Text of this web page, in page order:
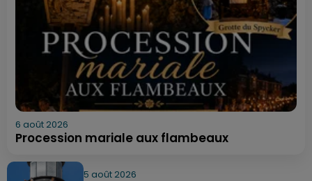
6 août 2026
Procession mariale aux flambeaux
5 août 2026